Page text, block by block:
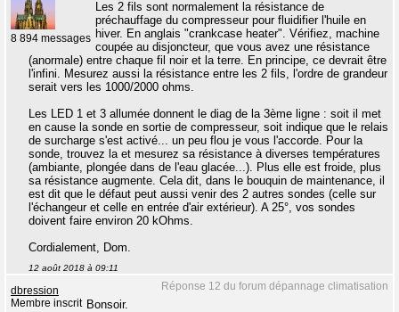
8 894 messages
Les 2 fils sont normalement la résistance de
préchauffage du compresseur pour fluidifier l'huile en
hiver. En anglais "crankcase heater". Vérifiez, machine
coupée au disjoncteur, que vous avez une résistance
(anormale) entre chaque fil noir et la terre. En principe, ce devrait être
l'infini. Mesurez aussi la résistance entre les 2 fils, l'ordre de grandeur
serait vers les 1000/2000 ohms.
Les LED 1 et 3 allumée donnent le diag de la 3ème ligne : soit il met
en cause la sonde en sortie de compresseur, soit indique que le relais
de surcharge s'est activé... un peu flou je vous l'accorde. Pour la
sonde, trouvez la et mesurez sa résistance à diverses températures
(ambiante, plongée dans de l'eau glacée...). Plus elle est froide, plus
sa résistance augmente. Cela dit, dans le bouquin de maintenance, il
est dit que le défaut peut aussi venir des 2 autres sondes (celle sur
l'échangeur et celle en entrée d'air extérieur). A 25°, vos sondes
doivent faire environ 20 kOhms.
Cordialement, Dom.
12 août 2018 à 09:11
Réponse 12 du forum dépannage climatisation
dbression
Membre inscrit Bonsoir.